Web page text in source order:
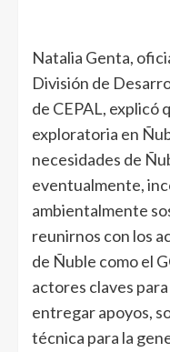
Natalia Genta,
División de
de CEPAL, explicó
exploratoria en
necesidades de
eventualmente,
ambientalmente
reunirnos con los
de Ñuble como el
actores claves
entregar apoyos,
técnica para la